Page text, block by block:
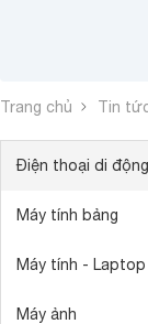
Trang chủ Tin
Điện thoại di động
Máy tính bảng
Máy tính - Laptop
Máy ảnh